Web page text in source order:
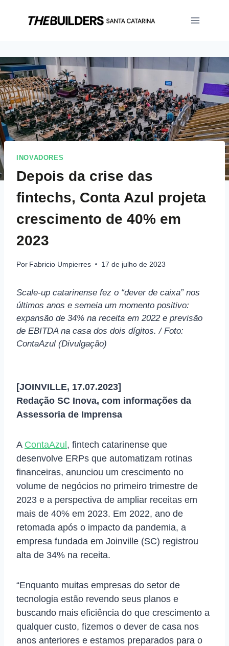
INOVADORES
Depois da crise das
fintechs, Conta Azul projeta
crescimento de 40% em
2023
Por Fabricio Umpierres 17 de julho de 2023
Scale-up catarinense fez o “dever de caixa” nos
últimos anos e semeia um momento positivo:
expansão de 34% na receita em 2022 e previsão
de EBITDA na casa dos dois dígitos. / Foto:
ContaAzul (Divulgação)
[JOINVILLE, 17.07.2023]
Redação SC Inova, com informações da
Assessoria de Imprensa
A ContaAzul, fintech catarinense que
desenvolve ERPs que automatizam rotinas
financeiras, anunciou um crescimento no
volume de negócios no primeiro trimestre de
2023 e a perspectiva de ampliar receitas em
mais de 40% em 2023. Em 2022, ano de
retomada após o impacto da pandemia, a
empresa fundada em Joinville (SC) registrou
alta de 34% na receita.
“Enquanto muitas empresas do setor de
tecnologia estão revendo seus planos e
buscando mais eficiência do que crescimento a
qualquer custo, fizemos o dever de casa nos
anos anteriores e estamos preparados para o